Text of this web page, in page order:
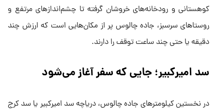
کوهستانی و رودخانه‌های خروشان گرفته تا چشم‌اندازهای مرتفع و
روستاهای سرسبز، جاده چالوس پر از مکان‌هایی است که ارزش چند
دقیقه یا حتی چند ساعت توقف را دارند.
سد امیرکبیر؛ جایی که سفر آغاز می‌شود
در نخستین کیلومترهای جاده چالوس، دریاچه سد امیرکبیر یا سد کرج